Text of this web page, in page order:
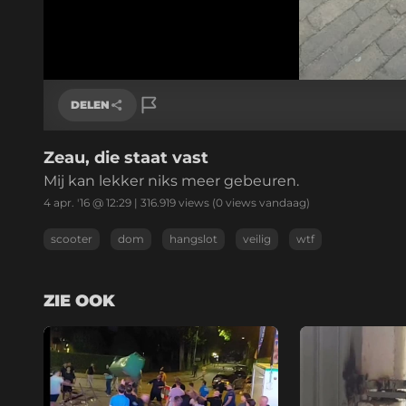
DELEN
Link kopiëren
Zeau, die staat vast
Mij kan lekker niks meer gebeuren.
4 apr. '16 @ 12:29 | 316.919 views (0 views vandaag)
scooter dom hangslot veilig wtf
ZIE OOK